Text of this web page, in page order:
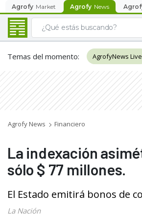
Agrofy Market Agrofy News
Temas del momento: AgrofyNews Live
Agrofy News Financiero
La indexación
sólo $ 77 millones.
El Estado emitirá bonos de
La Nación